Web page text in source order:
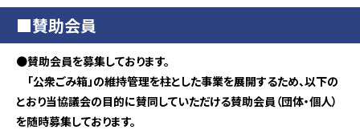
■賛助会員
●賛助会員を募集しております。
「公衆ごみ箱」の維持管理を柱とした事業を展開するため、以下の
とおり当協議会の目的に賛同していただける賛助会員（団体・個人）
を随時募集しております。